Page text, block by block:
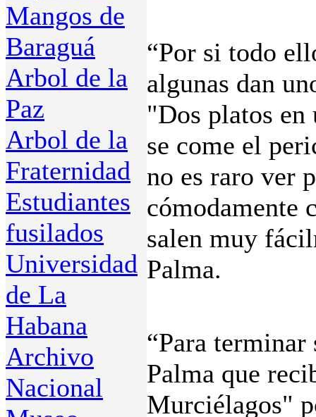
Mangos de
Baraguá
Arbol de la
Paz
Arbol de la
Fraternidad
Estudiantes
fusilados
Universidad
de La
Habana
Archivo
Nacional
“Por si todo
algunas dan
"Dos platos en
se come el
no es raro ver
cómodamente
salen muy
Palma.
“Para terminar
Palma que
Murciélagos"